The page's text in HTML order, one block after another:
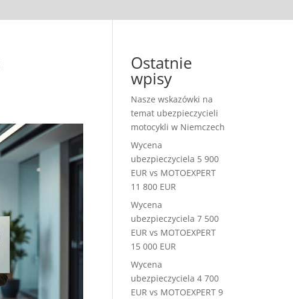
Ostatnie
wpisy
Nasze wskazówki na
temat ubezpieczycieli
motocykli w Niemczech
Wycena
ubezpieczyciela 5 900
EUR vs MOTOEXPERT
11 800 EUR
Wycena
ubezpieczyciela 7 500
EUR vs MOTOEXPERT
15 000 EUR
Wycena
ubezpieczyciela 4 700
EUR vs MOTOEXPERT 9